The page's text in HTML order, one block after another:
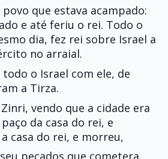
que estava acampado:
e até feriu o rei. Todo o
dia, fez rei sobre Israel a
no arraial.
todo o Israel com ele, de
a Tirza.
vendo que a cidade era
da casa do rei, e
casa do rei, e morreu,